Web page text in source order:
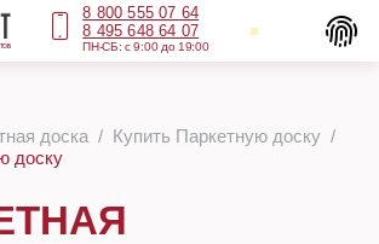
8 800 555 07 64
8 495 648 64 07
ПН-СБ: с 9:00 до 19:00
доска
Купить Паркетную доску
доску